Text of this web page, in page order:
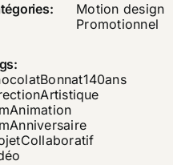
Motion design
Promotionnel